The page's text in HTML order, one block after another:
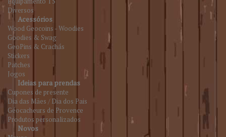
Diversos
Acessórios
Wood Geocoins - Woodies
Goodies & Swag
GeoPins & Crachás
Stickers
Patches
Jogos
Ideias para prendas
Cupones de presente
Dia das Mães / Dia dos Pais
Géocacheurs de Provence
Produtos personalizados
Novos